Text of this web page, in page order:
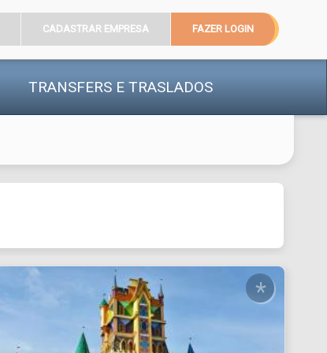
CADASTRAR EMPRESA FAZER LOGIN
TRANSFERS E TRASLADOS
*